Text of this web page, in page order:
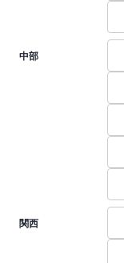
中部
関西